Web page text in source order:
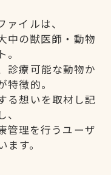
イルは、
中の獣医師・動物
診療可能な動物か
特徴的。
る想いを取材し記
管理を行うユーザ
す。